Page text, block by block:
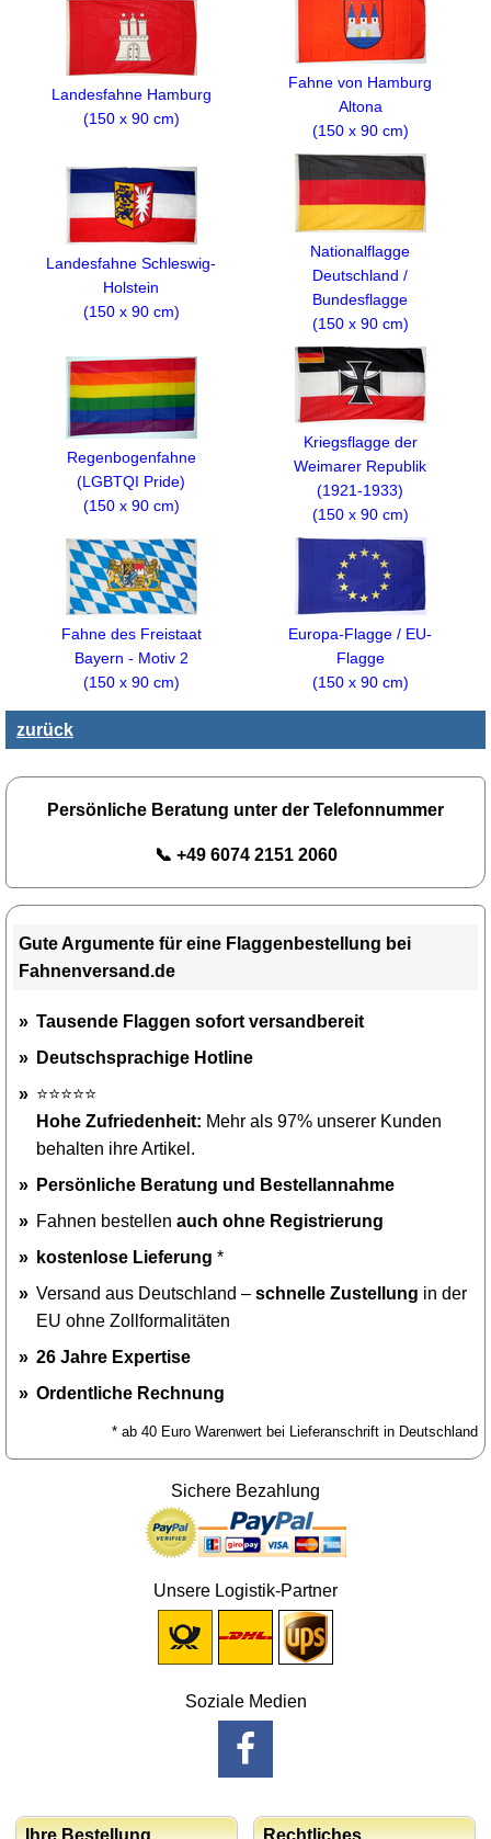
Landesfahne Hamburg
(150 x 90 cm)
Fahne von Hamburg
Altona
(150 x 90 cm)
Landesfahne Schleswig-
Holstein
(150 x 90 cm)
Nationalflagge
Deutschland /
Bundesflagge
(150 x 90 cm)
Regenbogenfahne
(LGBTQI Pride)
(150 x 90 cm)
Kriegsflagge der
Weimarer Republik
(1921-1933)
(150 x 90 cm)
Fahne des Freistaat
Bayern - Motiv 2
(150 x 90 cm)
Europa-Flagge / EU-
Flagge
(150 x 90 cm)
zurück
Persönliche Beratung unter der Telefonnummer
📞 +49 6074 2151 2060
Gute Argumente für eine Flaggenbestellung bei
Fahnenversand.de
Tausende Flaggen sofort versandbereit
Deutschsprachige Hotline
⭐⭐⭐⭐⭐
Hohe Zufriedenheit: Mehr als 97% unserer Kunden
behalten ihre Artikel.
Persönliche Beratung und Bestellannahme
Fahnen bestellen auch ohne Registrierung
kostenlose Lieferung *
Versand aus Deutschland – schnelle Zustellung in der
EU ohne Zollformalitäten
26 Jahre Expertise
Ordentliche Rechnung
* ab 40 Euro Warenwert bei Lieferanschrift in Deutschland
Sichere Bezahlung
Unsere Logistik-Partner
Soziale Medien
Ihre Bestellung Rechtliches